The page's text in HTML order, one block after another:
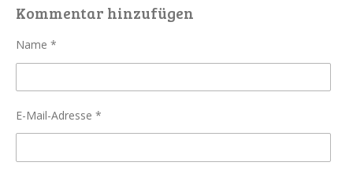
l
e
l
e
l
e
l
e
Kommentar hinzufügen
Name *
E-Mail-Adresse *